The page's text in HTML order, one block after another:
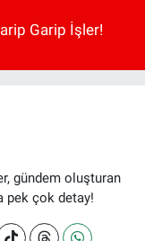
Garip İşler!
gündem oluşturan
pek çok detay!